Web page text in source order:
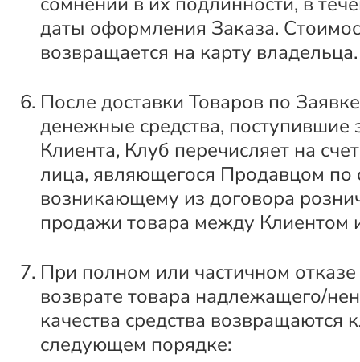
даты оформления Заказа.
возвращается на карту владельца.
После доставки Товаров по
денежные средства, поступившие
Клиента, Клуб перечисляет на
лица, являющегося Продавцом по
возникающему из договора
продажи товара между Клиентом
При полном или частичном отказе
возврате товара надлежащего/
качества средства возвращаются
следующем порядке: